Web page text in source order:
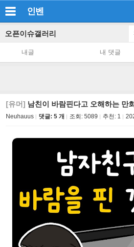
인벤
오픈이슈갤러리
내글 내 댓글
[유머] 남친이 바람핀다고 오해하는 만
Neuhauus 댓글: 5 개 조회: 5089 추천: 1